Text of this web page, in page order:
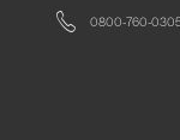
0800-760-0305